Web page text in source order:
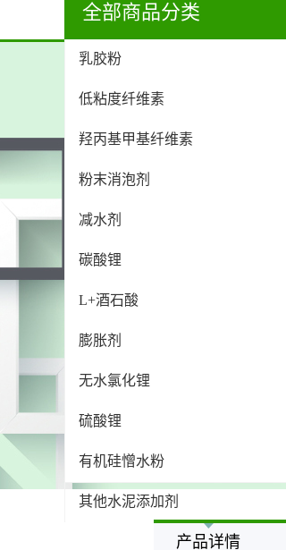
全部商品分类
乳胶粉
低粘度纤维素
羟丙基甲基纤维素
粉末消泡剂
减水剂
碳酸锂
L+酒石酸
膨胀剂
无水氯化锂
硫酸锂
有机硅憎水粉
其他水泥添加剂
产品详情